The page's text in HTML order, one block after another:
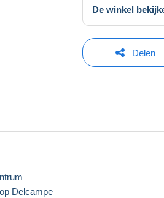
De winkel
Delen
Delcampe